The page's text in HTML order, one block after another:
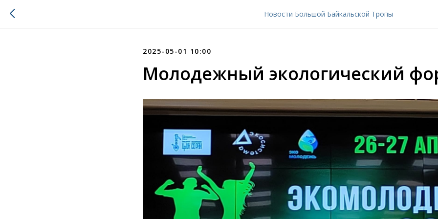
Новости Большой Байкальской Тропы
2025-05-01 10:00
Молодежный экологический